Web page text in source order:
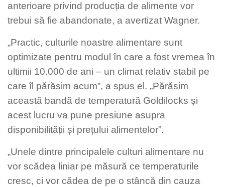
anterioare privind producția de alimente vor
trebui să fie abandonate, a avertizat Wagner.
„Practic, culturile noastre alimentare sunt
optimizate pentru modul în care a fost vremea în
ultimii 10.000 de ani – un climat relativ stabil pe
care îl părăsim acum”, a spus el. „Părăsim
această bandă de temperatură Goldilocks și
acest lucru va pune presiune asupra
disponibilității și prețului alimentelor”.
„Unele dintre principalele culturi alimentare nu
vor scădea liniar pe măsură ce temperaturile
cresc, ci vor cădea de pe o stâncă din cauza